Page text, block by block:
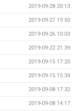
2019-09-28 20:13
2019-09-27 19:50
2019-09-26 10:03
2019-09-22 21:39
2019-09-15 17:20
2019-09-15 15:34
2019-09-08 17:32
2019-09-08 14:17